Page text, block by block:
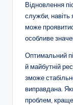
Відновлення
служби, навіть
може
особливе
Оптимальний
й майбутній
зможе
виправдана.
проблем, краще